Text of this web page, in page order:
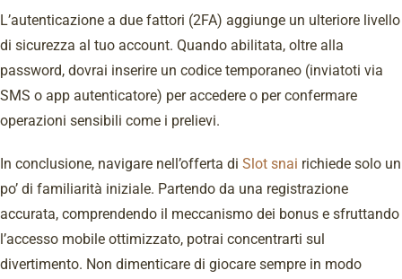
L’autenticazione a due fattori (2FA) aggiunge un ulteriore livello
di sicurezza al tuo account. Quando abilitata, oltre alla
password, dovrai inserire un codice temporaneo (inviatoti via
SMS o app autenticatore) per accedere o per confermare
operazioni sensibili come i prelievi.
In conclusione, navigare nell’offerta di Slot snai richiede solo un
po’ di familiarità iniziale. Partendo da una registrazione
accurata, comprendendo il meccanismo dei bonus e sfruttando
l’accesso mobile ottimizzato, potrai concentrarti sul
divertimento. Non dimenticare di giocare sempre in modo